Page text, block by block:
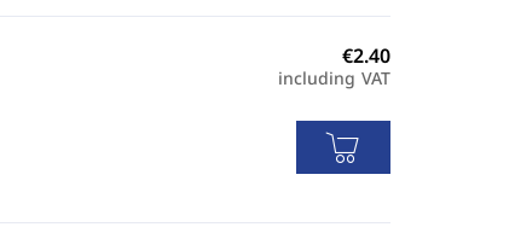
including VAT